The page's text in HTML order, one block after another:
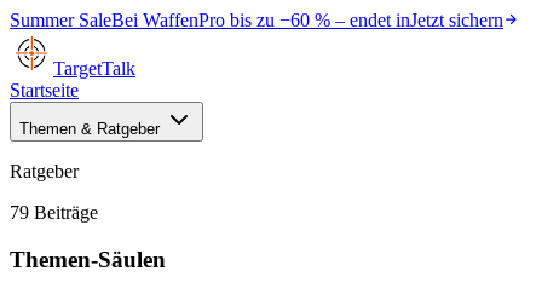
Summer SaleBei WaffenPro bis zu −60 % – endet inJetzt sichern
TargetTalk
Startseite
Themen & Ratgeber
Ratgeber
79 Beiträge
Themen-Säulen